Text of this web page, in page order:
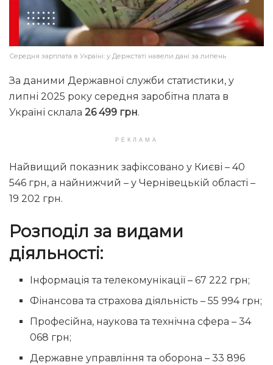
Середня зарплата в Україні: у Держстаті навели дані за липень
За даними Державної служби статистики, у
липні 2025 року середня заробітна плата в
Україні склала 26 499 грн.
РЕКЛАМА
Найвищий показник зафіксовано у Києві – 40
546 грн, а найнижчий – у Чернівецькій області –
19 202 грн.
Розподіл за видами
діяльності:
Інформація та телекомунікації – 67 222 грн;
Фінансова та страхова діяльність – 55 994 грн;
Професійна, наукова та технічна сфера – 34
068 грн;
Державне управління та оборона – 33 896